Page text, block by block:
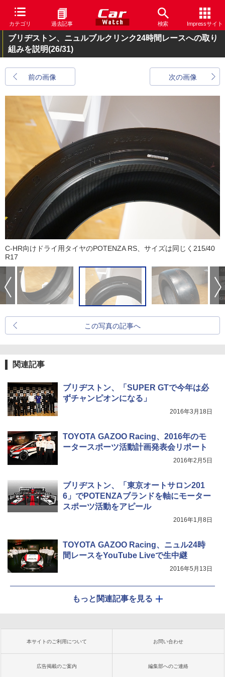
カテゴリ 過去記事 検索 Impressサイト
ブリヂストン、ニュルブルクリンク24時間レースへの取り
組みを説明(26/31)
前の画像 次の画像
C-HR向けドライ用タイヤのPOTENZA RS、サイズは同じく215/40
R17
この写真の記事へ
関連記事
ブリヂストン、「SUPER GTで今年は必
ずチャンピオンになる」
2016年3月18日
TOYOTA GAZOO Racing、2016年のモ
ータースポーツ活動計画発表会リポート
2016年2月5日
ブリヂストン、「東京オートサロン201
6」でPOTENZAブランドを軸にモーター
スポーツ活動をアピール
2016年1月8日
TOYOTA GAZOO Racing、ニュル24時
間レースをYouTube Liveで生中継
2016年5月13日
もっと関連記事を見る
本サイトのご利用について お問い合わせ
広告掲載のご案内 編集部へのご連絡